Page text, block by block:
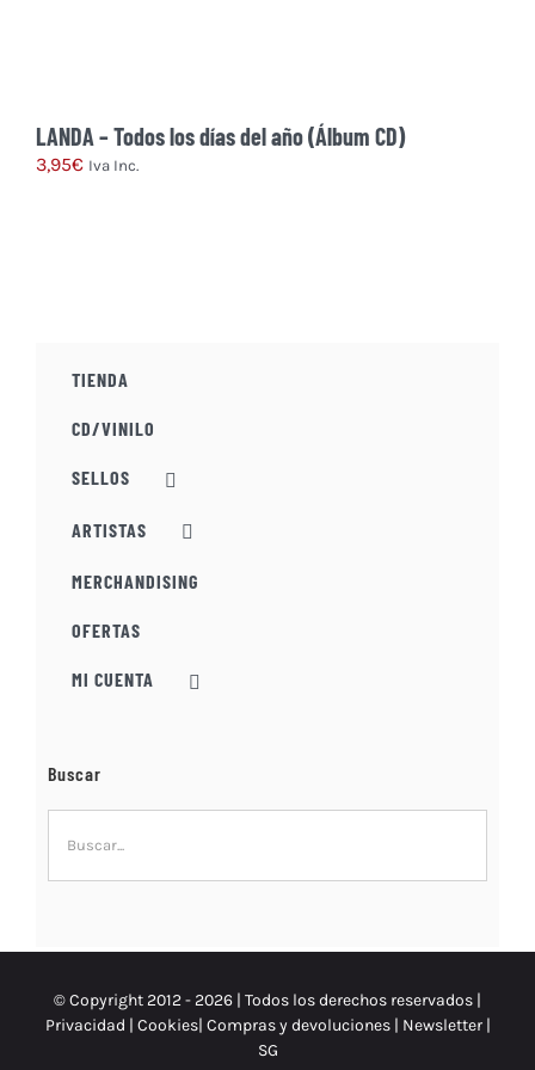
LANDA – Todos los días del año (Álbum CD)
3,95€ Iva Inc.
TIENDA
CD/VINILO
SELLOS
ARTISTAS
MERCHANDISING
OFERTAS
MI CUENTA
Buscar
© Copyright 2012 -2026 | Todos los derechos reservados |
Privacidad | Cookies| Compras y devoluciones| Newsletter |
SG